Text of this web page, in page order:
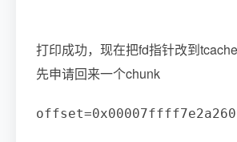
打印成功，现在把fd指针改到
先申请回来一个chunk
offset=0x00007ffff7e2a260